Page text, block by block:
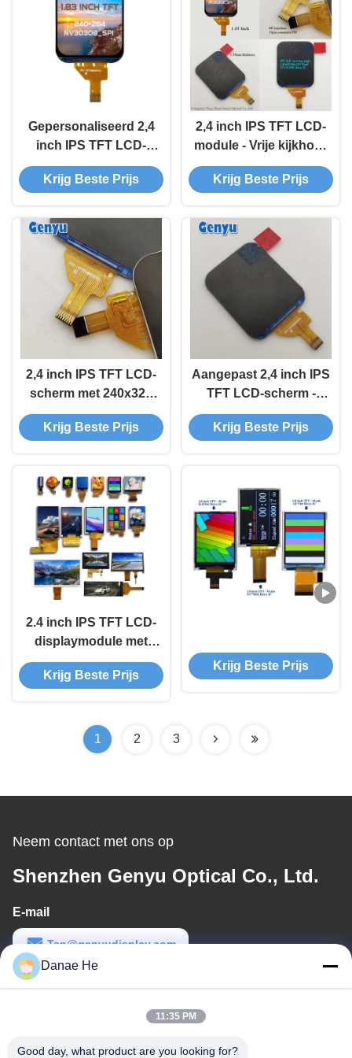
toepassingen
Gepersonaliseerd 2,4
inch IPS TFT LCD-
scherm met 300K
maandelijkse levering
Driver IC
Krijg Beste Prijs
2,4 inch IPS TFT LCD-
module - Vrije kijkhoek
240x320 dots NV3030
Krijg Beste Prijs
2,4 inch IPS TFT LCD-
scherm met 240x320
resolutie en SPI-
interface voor handheld
Krijg Beste Prijs
Aangepast 2,4 inch IPS
TFT LCD-scherm -
NV3030 Driver 18pin
FPC
Krijg Beste Prijs
2.4 inch IPS TFT LCD-
displaymodule met
240x320 resolutie en
SPI-interface voor
Krijg Beste Prijs
Krijg Beste Prijs
1 2 3
Neem contact met ons op
Shenzhen Genyu Optical Co., Ltd.
E-mail
Tan@genyudisplay.com
Werktijd
Danae He
11:35 PM
Good day, what product are you looking for?